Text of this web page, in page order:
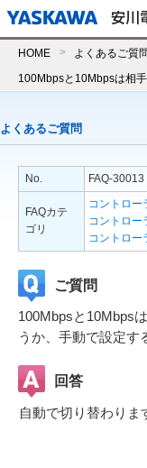
HOME よくあるご質
よくあるご質問
No. FAQ-30013
FAQカテ
ゴリ
コントロー
コントロー
コントロー
ご質問
100Mbpsと10Mbps
うか、手動で設定す
回答
自動で切り替わりま